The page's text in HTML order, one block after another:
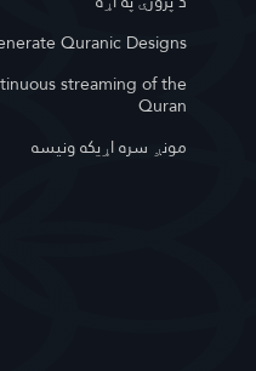
Quranic Designs
streaming of the
Quran
مونږ سره اړیکه ونیسه